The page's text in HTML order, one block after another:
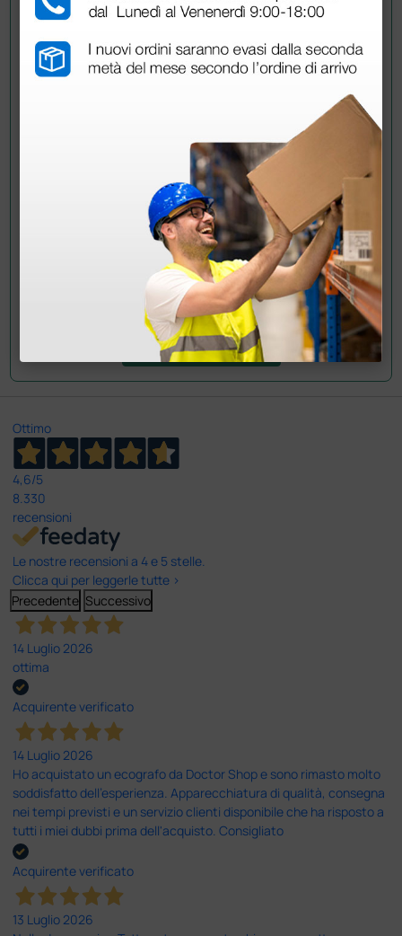
Invia ora la tua domanda ai colleghi che hanno già
acquistato questo prodotto.
Invia la tua domanda
Ottimo
4,6/5
8.330
recensioni
Le nostre recensioni a 4 e 5 stelle.
Clicca qui per leggerle tutte >
Precedente Successivo
14 Luglio 2026
ottima
Acquirente verificato
14 Luglio 2026
Ho acquistato un ecografo da Doctor Shop e sono rimasto molto
soddisfatto dell'esperienza. Apparecchiatura di qualità, consegna
nei tempi previsti e un servizio clienti disponibile che ha risposto a
tutti i miei dubbi prima dell'acquisto. Consigliato
Acquirente verificato
13 Luglio 2026